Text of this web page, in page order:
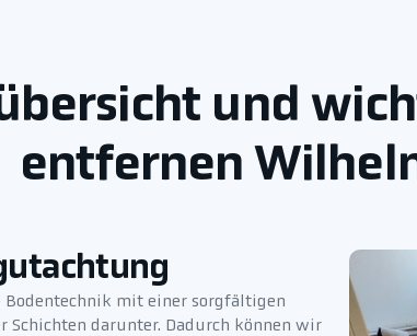
und
entfernen
Bodentechnik mit einer sorgfältigen
Schichten darunter. Dadurch können wir